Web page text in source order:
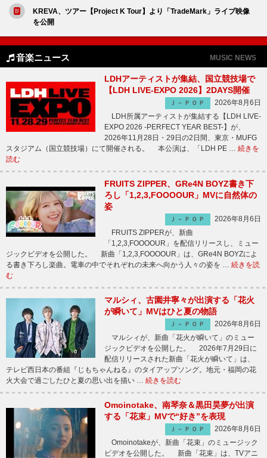
KREVA、ツアー【Project K Tour】より「TradeMark」ライブ映像
を公開
音楽ニュース MUSIC NEWS
LDHアーティストが集結、国立競技場で
【LDH LIVE-EXPO 2026】2DAYS開催
Ｊ－ＰＯＰ
2026年8月6日
LDH所属アーティストが集結する【LDH LIVE-
EXPO 2026 -PERFECT YEAR BEST-】が、
2026年11月28日・29日の2日間、東京・MUFG
スタジアム（国立競技場）にて開催される。 本公演は、「LDH PE … 続きを
読む
FRUITS ZIPPER、GRe4N BOYZ書き下
ろし「1,2,3,FOOOOUR」MVに自然体の
姿
Ｊ－ＰＯＰ
2026年8月6日
FRUITS ZIPPERが、新曲
「1,2,3,FOOOOUR」を配信リリースし、ミュー
ジックビデオを公開した。 新曲「1,2,3,FOOOOUR」は、GRe4N BOYZによ
る書き下ろし楽曲。電車の中でそれぞれの未来へ向かう人々の姿を … 続きを読
む
マルシィ、古園井寧々が出演する「花火
が瞬いて」MVはひと夏の物語
Ｊ－ＰＯＰ
2026年8月6日
マルシィが、新曲「花火が瞬いて」のミュー
ジックビデオを公開した。 2026年7月29日に
配信リリースされた新曲「花火が瞬いて」は、
テレビ西日本の番組『じもちゃんねる』のタイアップソング。地元・福岡の花
火大会で過ごしたひと夏の思い出を描い … 続きを読む
Omoinotake、南琴奈＆黒田昊夢が出演
する「花束」MVで“好き”を表現
Ｊ－ＰＯＰ
2026年8月6日
Omoinotakeが、新曲「花束」のミュージック
ビデオを公開した。 新曲「花束」は、TVアニ